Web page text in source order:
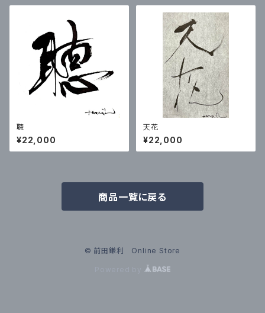
聴
¥22,000
天花
¥22,000
商品一覧に戻る
© 前田鎌利 Online Store